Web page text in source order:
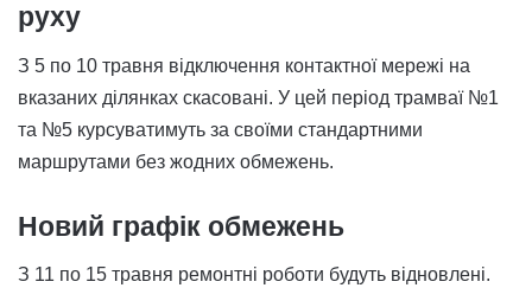
руху
З 5 по 10 травня відключення контактної мережі на
вказаних ділянках скасовані. У цей період трамваї №1
та №5 курсуватимуть за своїми стандартними
маршрутами без жодних обмежень.
Новий графік обмежень
З 11 по 15 травня ремонтні роботи будуть відновлені.